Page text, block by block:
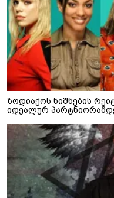
ზოდიაქოს ნიშნების
იდეალურ